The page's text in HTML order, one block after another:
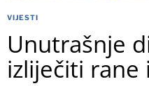
VIJESTI
Unutrašnje
izliječiti rane